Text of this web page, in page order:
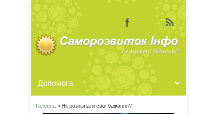
Ви є тут
Головна» Як розпізнати свої бажання?